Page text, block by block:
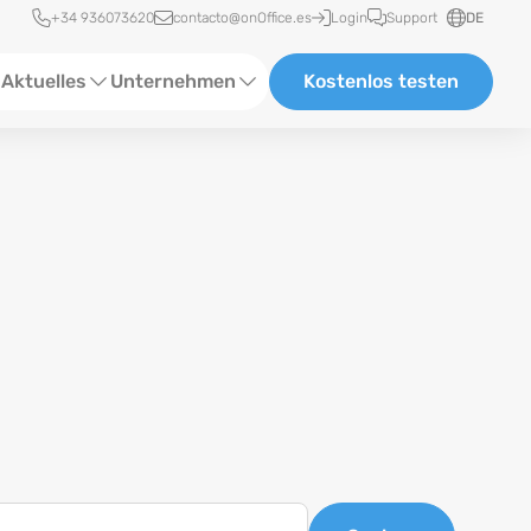
Schnellzugriff
+34 936073620 contacto@onOffice.es Login Support DE
Aktuelles Unternehmen Kostenlos testen